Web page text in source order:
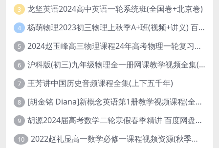
3 龙坚英语2024高中英语一轮系统班(全国卷+北京卷)
4 杨萌物理2023初三物理上秋季A+班(视频+讲义) 百度网盘分享
5 2024赵玉峰高三物理课程24年高考物理一轮复习网课教程
6 沪科版(初三)九年级物理全一册网课教学视频全集(录播版 杜春雨 66讲)
7 王芳讲中国历史音频课程全集(上下五千年)
8 [胡金铭 Diana]新概念英语第1册教学视频课程(全集 百度网盘下载)
9 胡源2024届高考数学二轮寒假春季精讲 百度网盘分享
10 2022赵礼显高一数学必修一课程视频资源(秋季班 含讲义)百度网盘云